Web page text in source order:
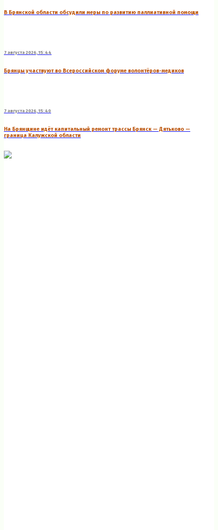
В Брянской области обсудили меры по развитию паллиативной помощи
7 августа 2026, 15:44
Брянцы участвуют во Всероссийском форуме волонтёров-медиков
7 августа 2026, 15:40
На Брянщине идёт капитальный ремонт трассы Брянск — Дятьково —
граница Калужской области